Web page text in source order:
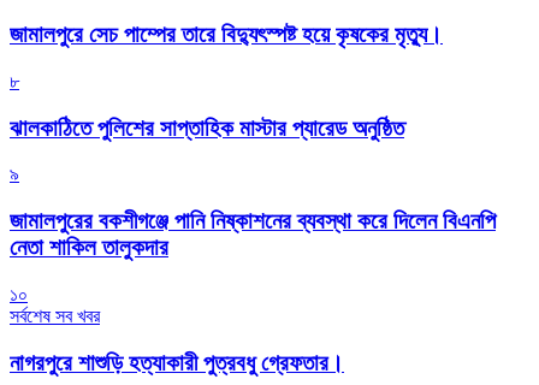
জামালপুরে সেচ পাম্পের তারে বিদ্যুৎস্পষ্ট হয়ে কৃষকের মৃত্যু।
৮
‎ঝালকাঠিতে পুলিশের সাপ্তাহিক মাস্টার প্যারেড অনুষ্ঠিত
৯
জামালপুরের বকশীগঞ্জে পানি নিষ্কাশনের ব্যবস্থা করে দিলেন বিএনপি
নেতা শাকিল তালুকদার
১০
সর্বশেষ সব খবর
নাগরপুরে শাশুড়ি হত্যাকারী পুত্রবধু গ্রেফতার।